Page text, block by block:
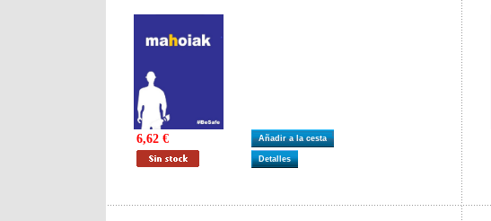
6,62 € Añadir a la cesta
Detalles